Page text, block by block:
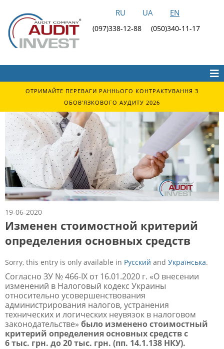
RU UA EN
(097)338-12-88 (050)340-11-17
ОТРИМАЙТЕ ПЕРЕВАГИ РАННЬОГО КОНТРАКТУВАННЯ З
ОБОВ'ЯЗКОВОГО АУДИТУ 2026
19-06-2020
Изменен стоимостной критерий
определения основных средств
Sorry, this entry is only available in Русский and Українська.
Согласно ЗУ № 466-IX от 16.01.2020 г. «О внесении
изменений в Налоговый кодекс Украины
относительно усовершенствования
администрирования налогов, устранения
технических и логических неувязок в налоговом
законодательстве» было изменено стоимостный
критерий определения основных средств с
6 тыс. грн. до 20 тыс. грн. (пп. 14.1.138 НКУ).